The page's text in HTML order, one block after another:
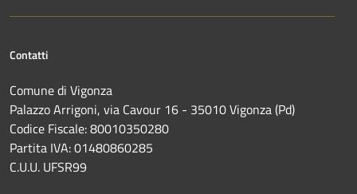
Contatti
Comune di Vigonza
Palazzo Arrigoni, via Cavour 16 - 35010 Vigonza (Pd)
Codice Fiscale: 80010350280
Partita IVA: 01480860285
C.U.U. UFSR99